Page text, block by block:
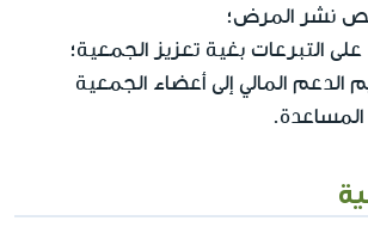
نشر المرض؛
التبرعات بغية تعزيز الجمعية؛
الدعم المالي إلى أعضاء الجمعية